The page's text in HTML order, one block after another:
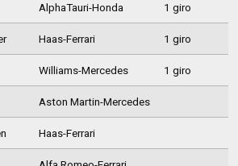
AlphaTauri-Honda 1 giro
Haas-Ferrari 1 giro
Williams-Mercedes 1 giro
Aston Martin-Mercedes
Haas-Ferrari